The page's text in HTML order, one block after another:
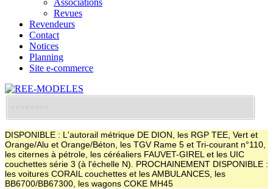
Associations
Revues
Revendeurs
Contact
Notices
Planning
Site e-commerce
DISPONIBLE : L'autorail métrique DE DION, les RGP TEE, Vert et
Orange/Alu et Orange/Béton, les TGV Rame 5 et Tri-courant n°110,
les citernes à pétrole, les céréaliers FAUVET-GIREL et les UIC
couchettes série 3 (à l'échelle N). PROCHAINEMENT DISPONIBLE :
les voitures CORAIL couchettes et les AMBULANCES, les
BB6700/BB67300, les wagons COKE MH45